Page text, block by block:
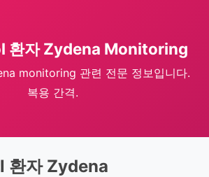
환자 Zydena Monitoring
monitoring 관련 전문 정보입니다.
복용 간격.
환자 Zydena